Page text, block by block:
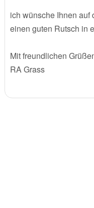
ich wünsche Ihnen auf
einen guten Rutsch in
Mit freundlichen
RA Grass